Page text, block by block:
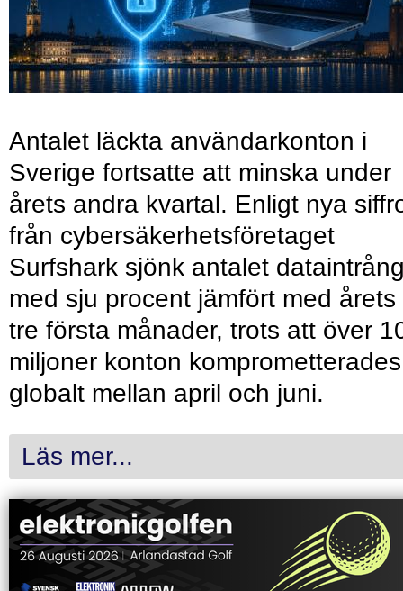
Antalet läckta användarkonton i
Sverige fortsatte att minska under
årets andra kvartal. Enligt nya
från cybersäkerhetsföretaget
Surfshark sjönk antalet
med sju procent jämfört med årets
tre första månader, trots att över
miljoner konton komprometterades
globalt mellan april och juni.
Läs mer...